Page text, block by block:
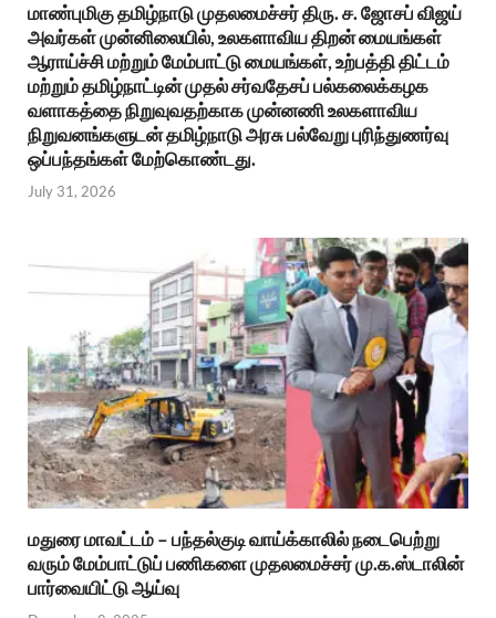
மாண்புமிகு தமிழ்நாடு முதலமைச்சர் திரு. ச. ஜோசப் விஜய்
அவர்கள் முன்னிலையில், உலகளாவிய திறன் மையங்கள்
ஆராய்ச்சி மற்றும் மேம்பாட்டு மையங்கள், உற்பத்தி திட்டம்
மற்றும் தமிழ்நாட்டின் முதல் சர்வதேசப் பல்கலைக்கழக
வளாகத்தை நிறுவுவதற்காக முன்னணி உலகளாவிய
நிறுவனங்களுடன் தமிழ்நாடு அரசு பல்வேறு புரிந்துணர்வு
ஒப்பந்தங்கள் மேற்கொண்டது.
July 31, 2026
மதுரை மாவட்டம் – பந்தல்குடி வாய்க்காலில் நடைபெற்று
வரும் மேம்பாட்டுப் பணிகளை முதலமைச்சர் மு.க.ஸ்டாலின்
பார்வையிட்டு ஆய்வு